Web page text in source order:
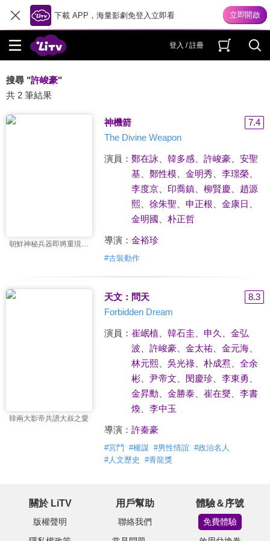
下載 APP，海量影劇免登入立即看
登入 / 註冊
搜尋 "許峻豪"
共 2 筆結果
朝鮮神秘兵器即將重現…
神機箭
7.4
The Divine Weapon
演員： 鄭在詠 韓多感、 許峻豪
安聖
基、 鄭性模 金明秀 李璟榮、
李度京、 印喬鎮、 柳賢慶
趙源
熙、 徐朱聖 申正根 金康日
金明國
朴正哲
導演： 金裕珍
#古裝動作
韓兩大影帝共譜大叔之愛
天文：問天
8.3
Forbidden Dream
演員： 崔岷植 韓石圭 申久
金弘
波
許峻豪 金太祐、 金元海、
林元熙、 吳光祿、 朴成焄、 全余
彬、 尹帝文 閔慶珍、 李東勇
金昇勳
金勝泰、 崔在燮、 李書
煥、 李中玉
導演： 許秦豪
#宮鬥 #權謀 #男性情誼 #政治名人
#人文歷史 #青龍獎
關於 LiTV
版權聲明
用戶幫助
聯絡我們
體驗＆序號
免費體驗